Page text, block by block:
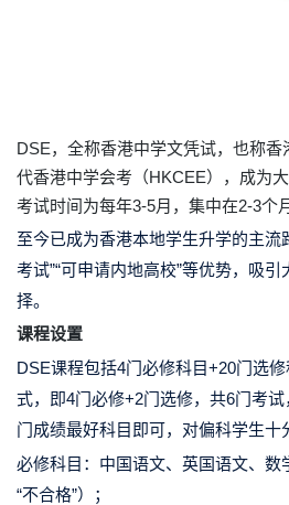
DSE，全称香港中学文凭试，也称香
代香港中学会考（HKCEE），成为
考试时间为每年3-5月 ，集中在2-3个
至今已成为香港本地学生升学的主流
考试”“可申请内地高校”等优势，吸引
择。
课程设置
DSE课程包括4门必修科目+20门选
式，即4门必修+2门选修，共6门考
门成绩最好科目即可，对偏科学生十
必修科目：中国语文、英国语文、数
“不合格”）；